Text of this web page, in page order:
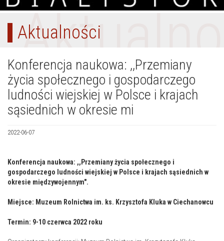
Aktualności
Konferencja naukowa: ,,Przemiany
życia społecznego i gospodarczego
ludności wiejskiej w Polsce i krajach
sąsiednich w okresie mi
2022-06-07
Konferencja naukowa: ,,Przemiany życia społecznego i
gospodarczego ludności wiejskiej w Polsce i krajach sąsiednich w
okresie międzywojennym".
Miejsce: Muzeum Rolnictwa im. ks. Krzysztofa Kluka w Ciechanowcu
Termin: 9-10 czerwca 2022 roku